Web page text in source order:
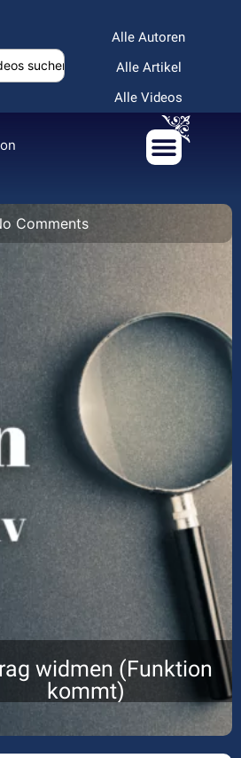
Alle Autoren
Alle Artikel
Alle Videos
Comments
widmen (Funktion
kommt)